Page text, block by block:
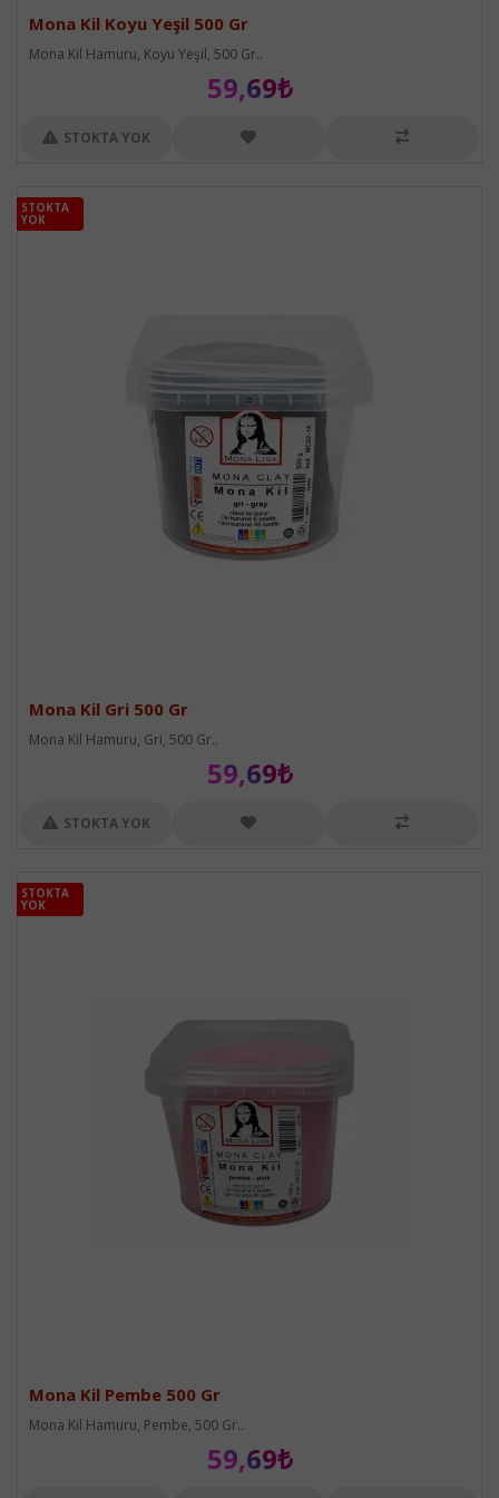
Mona Kil Koyu Yeşil 500 Gr
Mona Kil Hamuru, Koyu Yeşil, 500 Gr..
59,69₺
STOKTA YOK
STOKTA
YOK
STOKTA
YOK
Mona Kil Gri 500 Gr
Mona Kil Hamuru, Gri, 500 Gr..
59,69₺
STOKTA YOK
STOKTA
YOK
STOKTA
YOK
Mona Kil Pembe 500 Gr
Mona Kil Hamuru, Pembe, 500 Gr..
59,69₺